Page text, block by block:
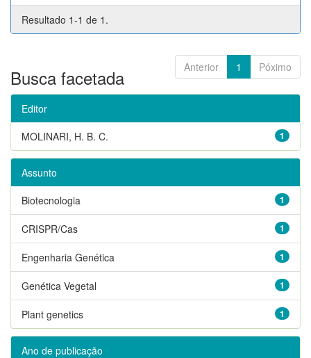
Resultado 1-1 de 1.
Anterior 1 Póximo
Busca facetada
Editor
1
MOLINARI, H. B. C.
Assunto
1
Biotecnologia
1
CRISPR/Cas
1
Engenharia Genética
1
Genética Vegetal
1
Plant genetics
Ano de publicação